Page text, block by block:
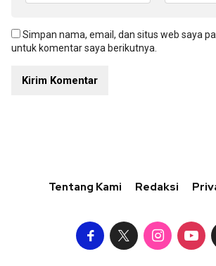
Simpan nama, email, dan situs web saya
untuk komentar saya berikutnya.
Tentang Kami Redaksi